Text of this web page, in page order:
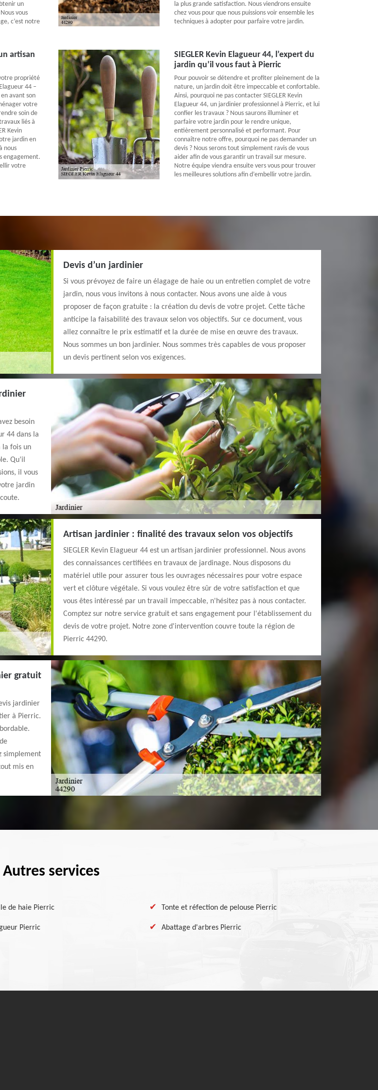
un
vous
c’est notre
la plus grande satisfaction. Nous viendrons ensuite
chez vous pour que nous puissions voir ensemble les
techniques à adopter pour parfaire votre jardin.
artisan
propriété
44 –
avant son
votre
soin de
liés à
Kevin
jardin en
nous
engagement.
votre
SIEGLER Kevin Elagueur 44, l’expert du
jardin qu’il vous faut à Pierric
Pour pouvoir se détendre et profiter pleinement de la
nature, un jardin doit être impeccable et confortable.
Ainsi, pourquoi ne pas contacter SIEGLER Kevin
Elagueur 44, un jardinier professionnel à Pierric, et lui
confier les travaux ? Nous saurons illuminer et
parfaire votre jardin pour le rendre unique,
entièrement personnalisé et performant. Pour
connaître notre offre, pourquoi ne pas demander un
devis ? Nous serons tout simplement ravis de vous
aider afin de vous garantir un travail sur mesure.
Notre équipe viendra ensuite vers vous pour trouver
les meilleures solutions afin d’embellir votre jardin.
Devis d’un jardinier
Si vous prévoyez de faire un élagage de haie ou un entretien complet de votre
jardin, nous vous invitons à nous contacter. Nous avons une aide à vous
proposer de façon gratuite : la création du devis de votre projet. Cette tâche
anticipe la faisabilité des travaux selon vos objectifs. Sur ce document, vous
allez connaître le prix estimatif et la durée de mise en œuvre des travaux.
Nous sommes un bon jardinier. Nous sommes très capables de vous proposer
un devis pertinent selon vos exigences.
besoin
44 dans la
la fois un
Qu’il
il vous
jardin
Artisan jardinier : finalité des travaux selon vos objectifs
SIEGLER Kevin Elagueur 44 est un artisan jardinier professionnel. Nous avons
des connaissances certifiées en travaux de jardinage. Nous disposons du
matériel utile pour assurer tous les ouvrages nécessaires pour votre espace
vert et clôture végétale. Si vous voulez être sûr de votre satisfaction et que
vous êtes intéressé par un travail impeccable, n'hésitez pas à nous contacter.
Comptez sur notre service gratuit et sans engagement pour l'établissement du
devis de votre projet. Notre zone d'intervention couvre toute la région de
Pierric 44290.
gratuit
jardinier
à Pierric.
simplement
mis en
Autres services
de haie Pierric Tonte et réfection de pelouse Pierric
Pierric Abattage d'arbres Pierric